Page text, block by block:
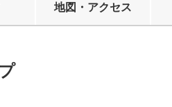
地図・アクセス